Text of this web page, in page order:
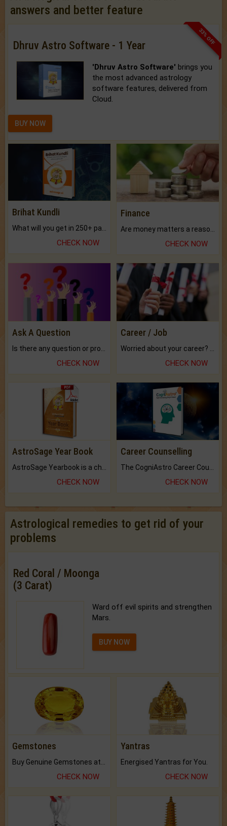
answers and better feature
33% OFF
Dhruv Astro Software - 1 Year
'Dhruv Astro Software' brings you
the most advanced astrology
software features, delivered from
Cloud.
BUY NOW
Brihat Kundli
CHECK NOW
Finance
CHECK NOW
Ask A Question
CHECK NOW
Career / Job
CHECK NOW
AstroSage Year Book
AstroSage Yearbook is a channel to fulfill your dreams and destiny.
CHECK NOW
Career Counselling
The CogniAstro Career Counselling Report is the most comprehensive report available on this topic.
CHECK NOW
Astrological remedies to get rid of your
problems
Red Coral / Moonga
(3 Carat)
Ward off evil spirits and strengthen
Mars.
BUY NOW
Gemstones
CHECK NOW
Yantras
Energised Yantras for You.
CHECK NOW